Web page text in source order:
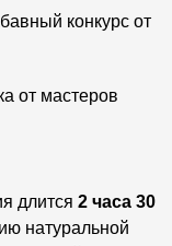
конкурс от
от мастеров
длится 2 часа 30
натуральной